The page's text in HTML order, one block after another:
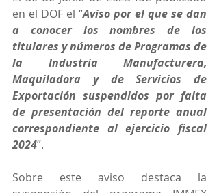
en el DOF el “Aviso por el que se dan
a conocer los nombres de los
titulares y números de Programas de
la Industria Manufacturera,
Maquiladora y de Servicios de
Exportación suspendidos por falta
de presentación del reporte anual
correspondiente al ejercicio fiscal
2024”.
Sobre este aviso destaca la